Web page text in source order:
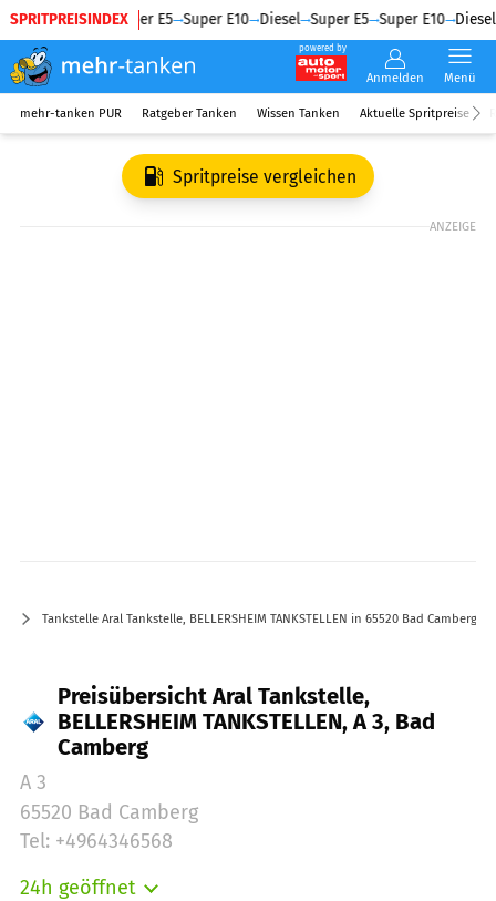
SPRITPREISINDEX
Diesel Super E5 Super E10 Diesel Super E5 Super E10 Diesel
powered by
Anmelden Menü
mehr-tanken PUR Ratgeber Tanken Wissen Tanken Aktuelle Spritpreise
Spritpreise vergleichen
ANZEIGE
Tankstelle Aral Tankstelle, BELLERSHEIM TANKSTELLEN in 65520 Bad Camberg A 3
Preisübersicht Aral Tankstelle,
BELLERSHEIM TANKSTELLEN, A 3, Bad
Camberg
A 3
65520 Bad Camberg
Tel: +4964346568
24h geöffnet